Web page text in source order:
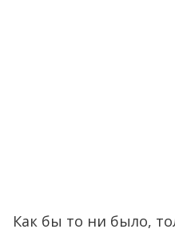
Как бы то ни было,